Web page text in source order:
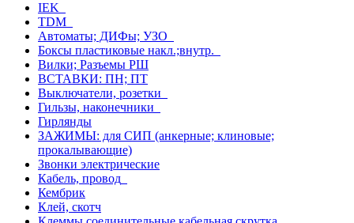
IEK
TDM
Автоматы; ДИФы; УЗО
Боксы пластиковые накл.;внутр.
Вилки; Разъемы РШ
ВСТАВКИ: ПН; ПТ
Выключатели, розетки
Гильзы, наконечники
Гирлянды
ЗАЖИМЫ: для СИП (анкерные; клиновые;
прокалывающие)
Звонки электрические
Кабель, провод
Кембрик
Клей, скотч